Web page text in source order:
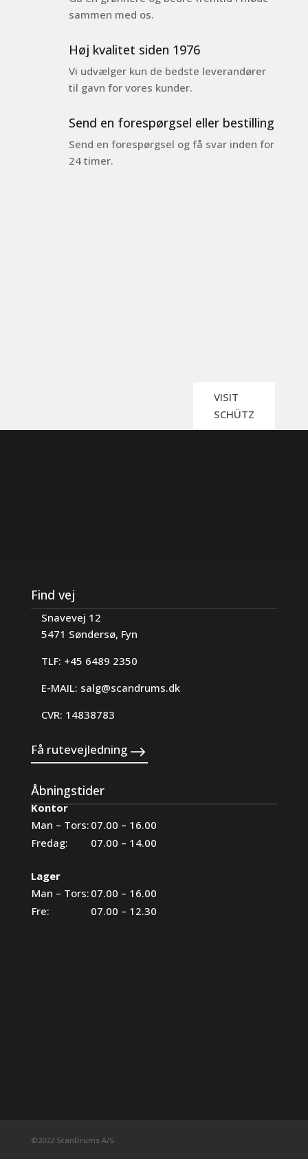
sammen med os.
Høj kvalitet siden 1976
Vi udvælger kun de bedste leverandører
til gavn for vores kunder.
Send en forespørgsel eller bestilling
Send en forespørgsel og få svar inden for
24 timer.
VISIT
SCHÜTZ
Find vej
Snavevej 12
5471 Søndersø, Fyn
TLF: +45 6489 2350
E-MAIL: salg@scandrums.dk
CVR: 14838783
Få rutevejledning
Åbningstider
Kontor
Man – Tors: 07.00 – 16.00
Fredag:
07.00 – 14.00
Lager
Man – Tors: 07.00 – 16.00
Fre:
07.00 – 12.30
©2022 ScanDrums A/S